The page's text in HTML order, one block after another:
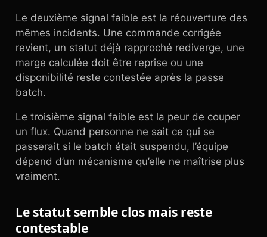
Le deuxième signal faible est la réouverture des
mêmes incidents. Une commande corrigée
revient, un statut déjà rapproché rediverge, une
marge calculée doit être reprise ou une
disponibilité reste contestée après la passe
batch.
Le troisième signal faible est la peur de couper
un flux. Quand personne ne sait ce qui se
passerait si le batch était suspendu, l’équipe
dépend d’un mécanisme qu’elle ne maîtrise plus
vraiment.
Le statut semble clos mais reste
contestable